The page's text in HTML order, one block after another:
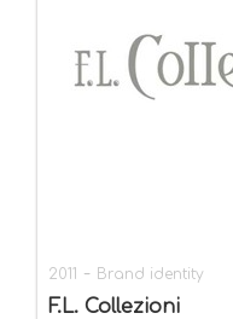
2011 - Brand identity
F.L. Collezioni